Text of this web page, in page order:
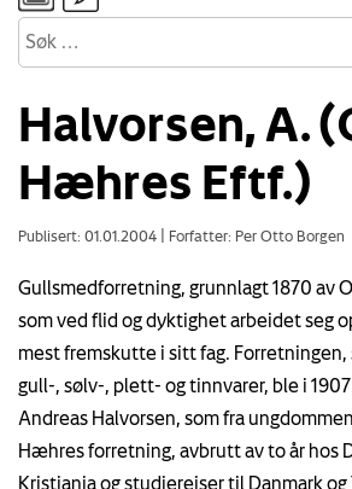
Halvorsen, A.
Hæhres Eftf.)
Publisert: 01.01.2004 Forfatter: Per Otto Borgen
Gullsmedforretning, grunnlagt 1870 av
som ved flid og dyktighet arbeidet seg
mest fremskutte i sitt fag.
gull-, sølv-, plett- og tinnvarer, ble i
Andreas Halvorsen, som fra
Hæhres forretning, avbrutt av to år hos
Kristiania og studiereiser til Danmark og